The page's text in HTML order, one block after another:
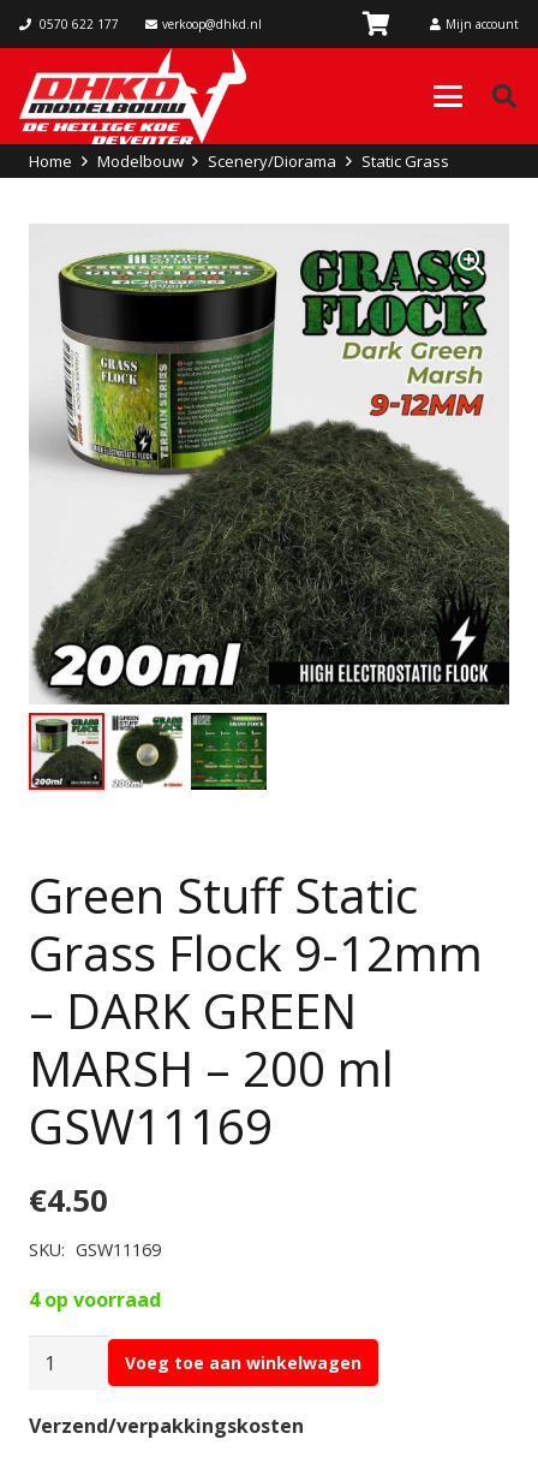
0570 622 177 verkoop@dhkd.nl Mijn account
Home Modelbouw Scenery/Diorama Static Grass
Green Stuff Static
Grass Flock 9-12mm
– DARK GREEN
MARSH – 200 ml
GSW11169
€4.50
SKU: GSW11169
4 op voorraad
Green
Static
Voeg toe aan winkelwagen
Verzend/verpakkingskosten